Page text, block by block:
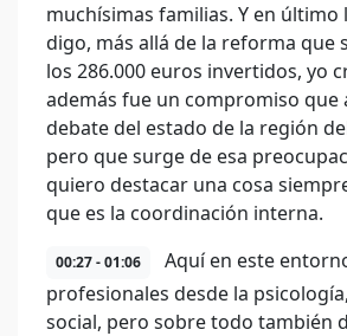
muchísimas familias. Y en último
digo, más allá de la reforma que
los 286.000 euros invertidos, yo
además fue un compromiso que
debate del estado de la región
pero que surge de esa
quiero destacar una cosa
que es la coordinación interna.
00:27 - 01:06
Aquí en este
profesionales desde la
social, pero sobre todo también